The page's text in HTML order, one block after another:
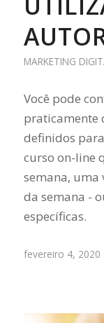
MARKETING
Você pode
praticamente
definidos
curso on-line
semana, uma
da semana -
específicas.
fevereiro 4, 2020